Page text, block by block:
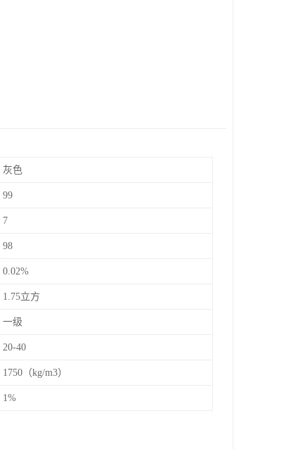
灰色
99
7
98
0.02%
1.75立方
一级
20-40
1750（kg/m3）
1%